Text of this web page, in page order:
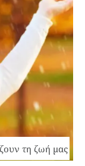
τη ζωή μας